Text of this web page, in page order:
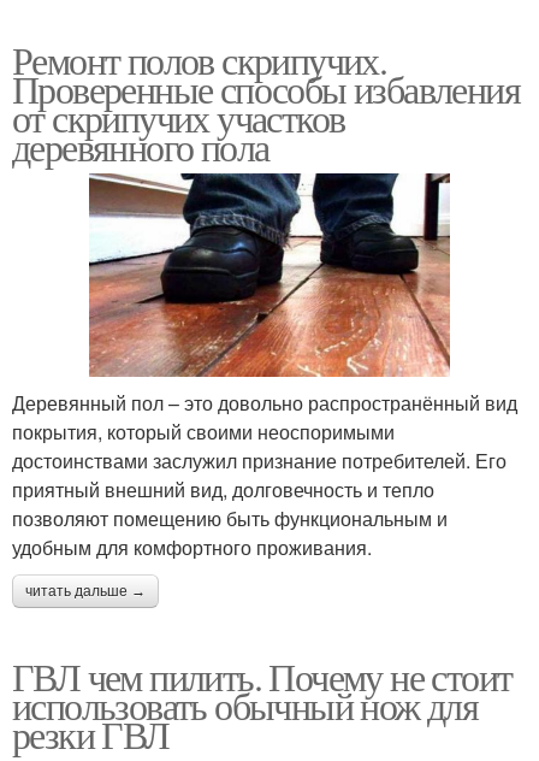
Ремонт полов скрипучих.
Проверенные способы избавления
от скрипучих участков
деревянного пола
Деревянный пол – это довольно распространённый вид
покрытия, который своими неоспоримыми
достоинствами заслужил признание потребителей. Его
приятный внешний вид, долговечность и тепло
позволяют помещению быть функциональным и
удобным для комфортного проживания.
читать дальше →
ГВЛ чем пилить. Почему не стоит
использовать обычный нож для
резки ГВЛ